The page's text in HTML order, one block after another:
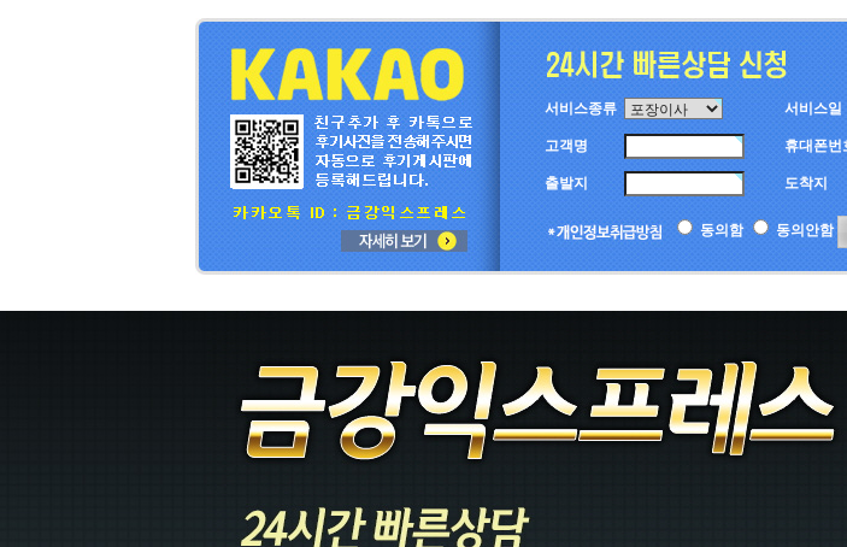
서비스종류 서비스일
고객명 휴대폰번
출발지 도착지
동의함 동의안함